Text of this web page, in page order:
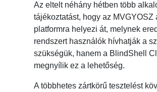
Az eltelt néhány hétben több
tájékoztatást, hogy az
platformra helyezi át, melynek
rendszert használók hívhatják a
szükségük, hanem a BlindShell
megnyílik ez a lehetőség.
A többhetes zártkörű tesztelést